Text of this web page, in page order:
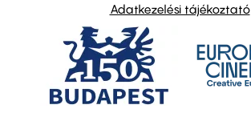
Adatkezelési tájékoztató